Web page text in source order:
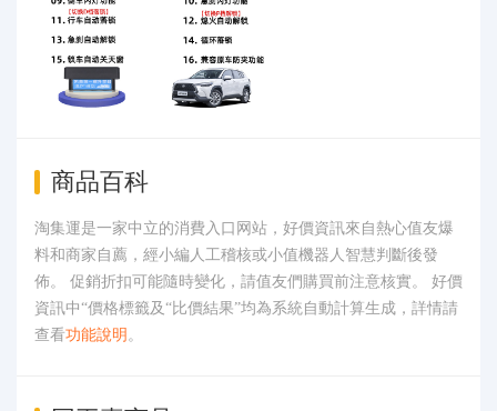
商品百科
淘集運是一家中立的消費入口网站，好價資訊來自熱心值友爆
料和商家自薦，經小編人工稽核或小值機器人智慧判斷後發
佈。 促銷折扣可能隨時變化，請值友們購買前注意核實。 好價
資訊中“價格標籤及“比價結果”均為系統自動計算生成，詳情請
查看功能說明 。